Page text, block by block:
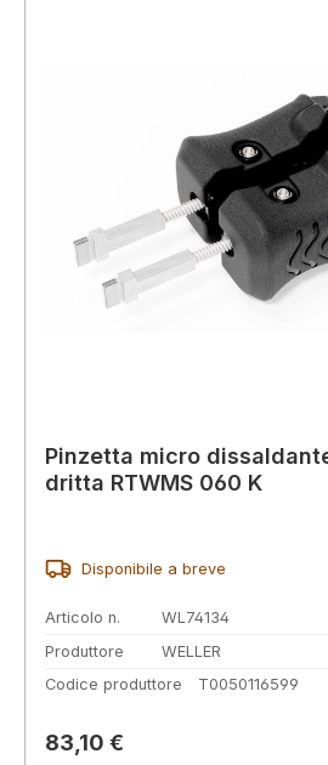
Pinzetta micro
dritta RTWMS 060 K
Disponibile a breve
Articolo n.
WL74134
Produttore
WELLER
Codice produttore
T0050116599
Prezzo normale:
83,10 €